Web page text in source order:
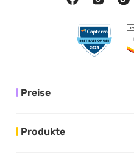
Preise
Produkte